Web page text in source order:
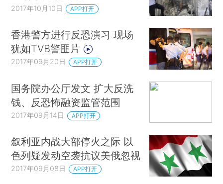
2017年10月10日 APP打开
香港警方进行反恐演习 现场
犹如TVB警匪片
2017年09月20日 APP打开
国务院办公厅发文 扩大反洗
钱、反恐怖融资监管范围
2017年09月14日 APP打开
叙利亚内战大部停火之际 以
色列疑发动空袭抗议美俄忽视
2017年09月08日 APP打开